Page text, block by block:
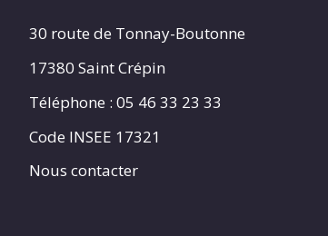
30 route de Tonnay-Boutonne
17380 Saint Crépin
Téléphone : 05 46 33 23 33
Code INSEE 17321
Nous contacter